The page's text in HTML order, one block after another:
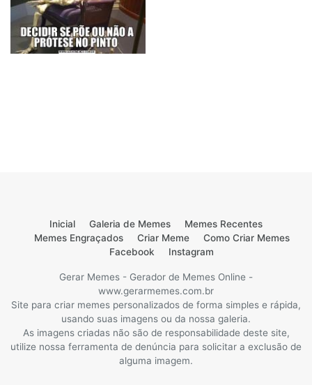
Inicial Galeria de Memes
Memes Recentes
Memes Engraçados
Criar Meme
Como Criar Memes
Facebook
Instagram
Gerar Memes - Gerador de Memes Online -
www.gerarmemes.com.br
Site para criar memes personalizados de forma simples e rápida,
usando suas imagens ou da nossa galeria.
As imagens criadas não são de responsabilidade deste site,
utilize nossa ferramenta de denúncia para solicitar a exclusão de
alguma imagem.